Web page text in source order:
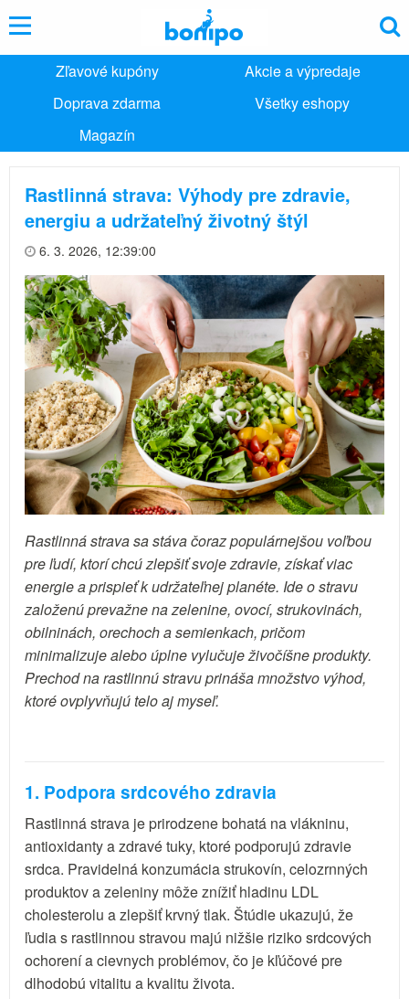
Zľavové kupóny
Akcie a výpredaje
Doprava zdarma
Všetky eshopy
Magazín
Rastlinná strava: Výhody pre zdravie,
energiu a udržateľný životný štýl
6. 3. 2026, 12:39:00
Rastlinná strava sa stáva čoraz populárnejšou voľbou
pre ľudí, ktorí chcú zlepšiť svoje zdravie, získať viac
energie a prispieť k udržateľnej planéte. Ide o stravu
založenú prevažne na zelenine, ovocí, strukovinách,
obilninách, orechoch a semienkach, pričom
minimalizuje alebo úplne vylučuje živočíšne produkty.
Prechod na rastlinnú stravu prináša množstvo výhod,
ktoré ovplyvňujú telo aj myseľ.
1. Podpora srdcového zdravia
Rastlinná strava je prirodzene bohatá na vlákninu,
antioxidanty a zdravé tuky, ktoré podporujú zdravie
srdca. Pravidelná konzumácia strukovín, celozrnných
produktov a zeleniny môže znížiť hladinu LDL
cholesterolu a zlepšiť krvný tlak. Štúdie ukazujú, že
ľudia s rastlinnou stravou majú nižšie riziko srdcových
ochorení a cievnych problémov, čo je kľúčové pre
dlhodobú vitalitu a kvalitu života.